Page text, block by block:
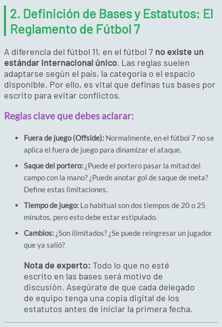
2. Definición de Bases y Estatutos: El
Reglamento de Fútbol 7
A diferencia del fútbol 11, en el fútbol 7 no existe un
estándar internacional único. Las reglas suelen
adaptarse según el país, la categoría o el espacio
disponible. Por ello, es vital que definas tus bases por
escrito para evitar conflictos.
Reglas clave que debes aclarar:
Fuera de juego (Offside): Normalmente, en el fútbol 7 no se
aplica el fuera de juego para dinamizar el ataque.
Saque del portero: ¿Puede el portero pasar la mitad del
campo con la mano? ¿Puede anotar gol de saque de meta?
Define estas limitaciones.
Tiempo de juego: Lo habitual son dos tiempos de 20 o 25
minutos, pero esto debe estar estipulado.
Cambios: ¿Son ilimitados? ¿Se puede reingresar un jugador
que ya salió?
Nota de experto: Todo lo que no esté
escrito en las bases será motivo de
discusión. Asegúrate de que cada delegado
de equipo tenga una copia digital de los
estatutos antes de iniciar la primera fecha.